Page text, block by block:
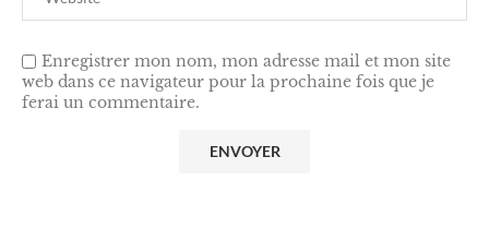
Enregistrer mon nom, mon adresse mail et mon site
web dans ce navigateur pour la prochaine fois que je
ferai un commentaire.